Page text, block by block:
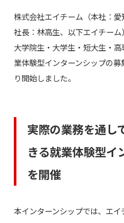
株式会社エイチーム（本社：
社長：林高生、以下エイチー
大学院生・大学生・短大生・
業体験型インターンシップの
り開始しました。
実際の業務を通し
きる就業体験型イ
を開催
本インターンシップでは、エ